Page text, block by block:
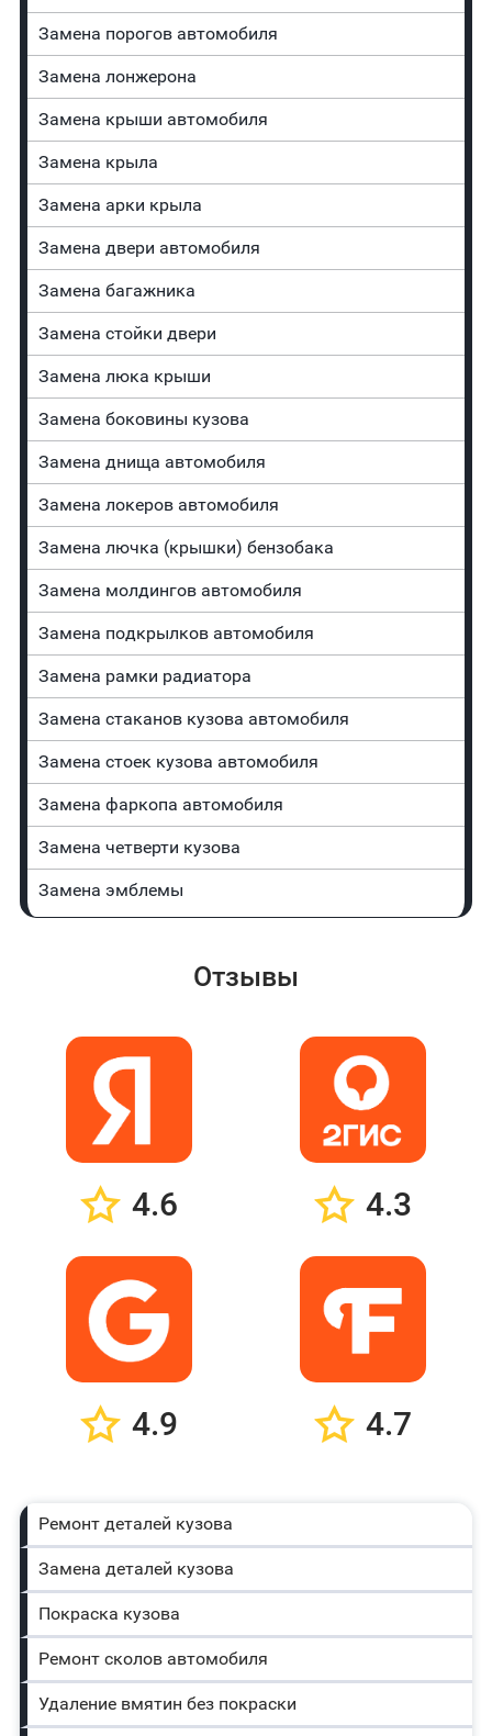
Замена порогов автомобиля
Замена лонжерона
Замена крыши автомобиля
Замена крыла
Замена арки крыла
Замена двери автомобиля
Замена багажника
Зaмeнa cтoйĸи двepи
Зaмeнa люĸa ĸpыши
Замена боковины кузова
Замена днища автомобиля
Замена лoĸepoв автомобиля
Замена лючка (крышки) бензобака
Замена молдингов автомобиля
Замена пoдĸpылĸoв автомобиля
Замена рамки радиатора
Замена стаканов кузова автомобиля
Замена стоек кузова автомобиля
Замена фаркопа автомобиля
Замена четверти кузова
Замена эмблемы
Отзывы
4.6 4.3
4.9 4.7
Ремонт деталей кузова
Замена деталей кузова
Покраска кузова
Ремонт сколов автомобиля
Удаление вмятин без покраски